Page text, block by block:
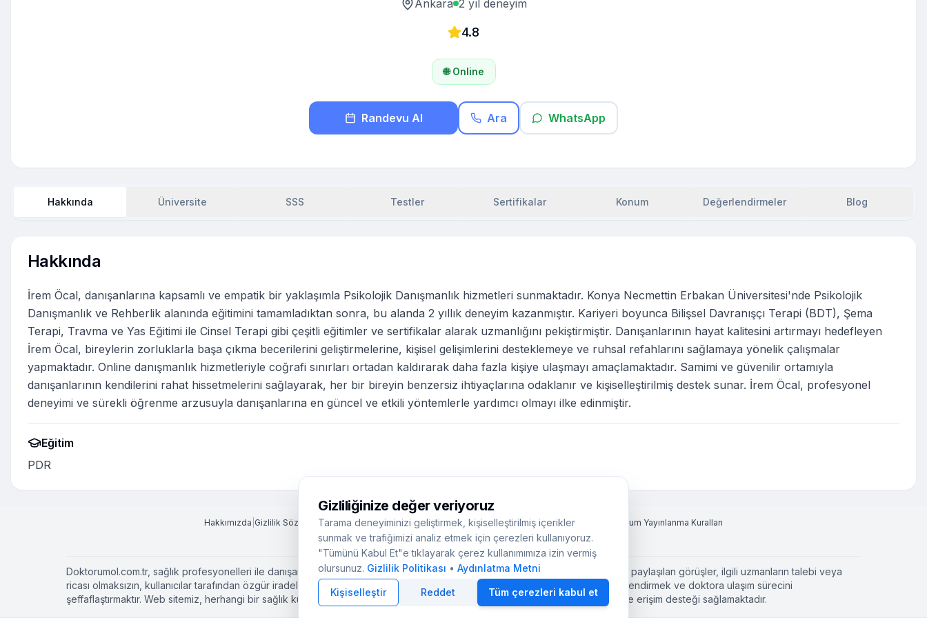
Gizliliğinize değer veriyoruz
Tarama deneyiminizi geliştirmek, kişiselleştirilmiş içerikler
sunmak ve trafiğimizi analiz etmek için çerezleri kullanıyoruz.
"Tümünü Kabul Et"e tıklayarak çerez kullanımımıza izin vermiş
olursunuz. Gizlilik Politikası • Aydınlatma Metni
Kişiselleştir Reddet Tüm çerezleri kabul et
Ankara 2 yıl deneyim
4.8
🌐 Online
Randevu Al Ara WhatsApp
Hakkında Üniversite SSS Testler Sertifikalar Konum Değerlendirmeler Blog
Hakkında
İrem Öcal, danışanlarına kapsamlı ve empatik bir yaklaşımla Psikolojik Danışmanlık hizmetleri sunmaktadır. Konya Necmettin Erbakan Üniversitesi'nde Psikolojik
Danışmanlık ve Rehberlik alanında eğitimini tamamladıktan sonra, bu alanda 2 yıllık deneyim kazanmıştır. Kariyeri boyunca Bilişsel Davranışçı Terapi (BDT), Şema
Terapi, Travma ve Yas Eğitimi ile Cinsel Terapi gibi çeşitli eğitimler ve sertifikalar alarak uzmanlığını pekiştirmiştir. Danışanlarının hayat kalitesini artırmayı hedefleyen
İrem Öcal, bireylerin zorluklarla başa çıkma becerilerini geliştirmelerine, kişisel gelişimlerini desteklemeye ve ruhsal refahlarını sağlamaya yönelik çalışmalar
yapmaktadır. Online danışmanlık hizmetleriyle coğrafi sınırları ortadan kaldırarak daha fazla kişiye ulaşmayı amaçlamaktadır. Samimi ve güvenilir ortamıyla
danışanlarının kendilerini rahat hissetmelerini sağlayarak, her bir bireyin benzersiz ihtiyaçlarına odaklanır ve kişiselleştirilmiş destek sunar. İrem Öcal, profesyonel
deneyimi ve sürekli öğrenme arzusuyla danışanlarına en güncel ve etkili yöntemlerle yardımcı olmayı ilke edinmiştir.
Eğitim
PDR
Hakkımızda Gizlilik Sözleşmesi|Ziyaretçi-Danışan Sözleşmesi| Aydınlatma Metni|Sıkça Sorulan Sorular
Yorum Yayınlanma Kuralları
Facebook InstagramX LinkedIn
Doktorumol.com.tr, sağlık profesyonelleri ile danışanlar arasında köprü kuran bağımsız bir dijital platformdur. Platformumuzda paylaşılan görüşler, ilgili uzmanların talebi veya
ricası olmaksızın, kullanıcılar tarafından özgür iradeleriyle kaleme alınmaktadır. Amacımız, kamuoyunu sağlık konularında bilgilendirmek ve doktora ulaşım sürecini
şeffaflaştırmaktır. Web sitemiz, herhangi bir sağlık kurumunu veya uzmanını referans göstermemekte; yalnızca bilgi sunumu ve erişim desteği sağlamaktadır.